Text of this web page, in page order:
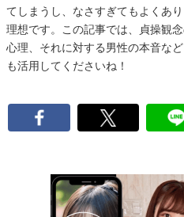
てしまうし、なさすぎてもよくあ
理想です。この記事では、貞操観
心理、それに対する男性の本音な
も活用してくださいね！